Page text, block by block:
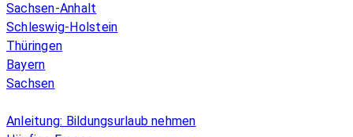
Sachsen-Anhalt
Schleswig-Holstein
Thüringen
Bayern
Sachsen
Anleitung: Bildungsurlaub nehmen